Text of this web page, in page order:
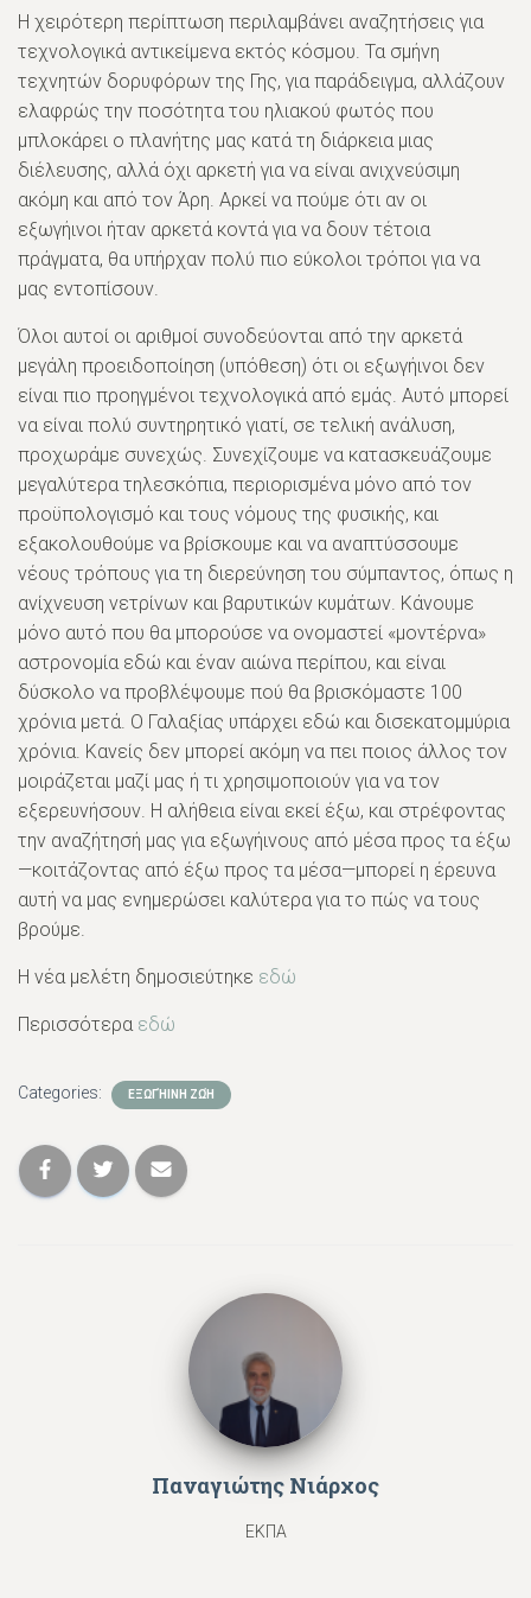
Η χειρότερη περίπτωση περιλαμβάνει αναζητήσεις για
τεχνολογικά αντικείμενα εκτός κόσμου. Τα σμήνη
τεχνητών δορυφόρων της Γης, για παράδειγμα, αλλάζουν
ελαφρώς την ποσότητα του ηλιακού φωτός που
μπλοκάρει ο πλανήτης μας κατά τη διάρκεια μιας
διέλευσης, αλλά όχι αρκετή για να είναι ανιχνεύσιμη
ακόμη και από τον Άρη. Αρκεί να πούμε ότι αν οι
εξωγήινοι ήταν αρκετά κοντά για να δουν τέτοια
πράγματα, θα υπήρχαν πολύ πιο εύκολοι τρόποι για να
μας εντοπίσουν.
Όλοι αυτοί οι αριθμοί συνοδεύονται από την αρκετά
μεγάλη προειδοποίηση (υπόθεση) ότι οι εξωγήινοι δεν
είναι πιο προηγμένοι τεχνολογικά από εμάς. Αυτό μπορεί
να είναι πολύ συντηρητικό γιατί, σε τελική ανάλυση,
προχωράμε συνεχώς. Συνεχίζουμε να κατασκευάζουμε
μεγαλύτερα τηλεσκόπια, περιορισμένα μόνο από τον
προϋπολογισμό και τους νόμους της φυσικής, και
εξακολουθούμε να βρίσκουμε και να αναπτύσσουμε
νέους τρόπους για τη διερεύνηση του σύμπαντος, όπως η
ανίχνευση νετρίνων και βαρυτικών κυμάτων. Κάνουμε
μόνο αυτό που θα μπορούσε να ονομαστεί «μοντέρνα»
αστρονομία εδώ και έναν αιώνα περίπου, και είναι
δύσκολο να προβλέψουμε πού θα βρισκόμαστε 100
χρόνια μετά. Ο Γαλαξίας υπάρχει εδώ και δισεκατομμύρια
χρόνια. Κανείς δεν μπορεί ακόμη να πει ποιος άλλος τον
μοιράζεται μαζί μας ή τι χρησιμοποιούν για να τον
εξερευνήσουν. Η αλήθεια είναι εκεί έξω, και στρέφοντας
την αναζήτησή μας για εξωγήινους από μέσα προς τα έξω
—κοιτάζοντας από έξω προς τα μέσα—μπορεί η έρευνα
αυτή να μας ενημερώσει καλύτερα για το πώς να τους
βρούμε.
Η νέα μελέτη δημοσιεύτηκε εδώ
Περισσότερα εδώ
Categories: ΕΞΩΓΉΙΝΗ ΖΩΉ
Παναγιώτης Νιάρχος
ΕΚΠΑ